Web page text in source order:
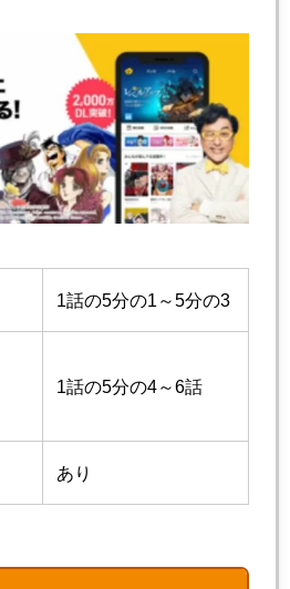
1話の5分の1～5分の3
1話の5分の4～6話
あり